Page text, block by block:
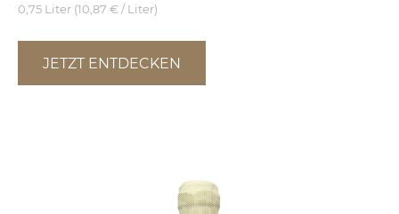
0,75 Liter (10,87 € / Liter)
JETZT ENTDECKEN